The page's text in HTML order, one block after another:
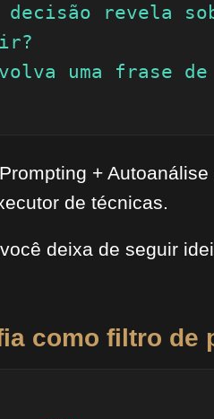
decisão revela
uma frase
+
de técnicas.
você deixa de seguir
como filtro de